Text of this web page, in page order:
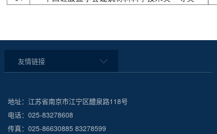
友情链接
地址：江苏省南京市江宁区醴泉路118号
电话：025-83278608
传真：025-86630885 83278599